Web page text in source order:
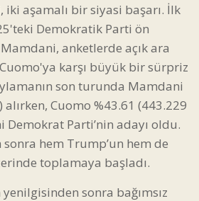
aşamalı bir siyasi başarı. İlk
Demokratik Parti ön
anketlerde açık ara
karşı büyük bir sürpriz
son turunda Mamdani
Cuomo %43.61 (443.229
Demokrat Parti’nin adayı oldu.
hem Trump’un hem de
toplamaya başladı.
sonra bağımsız